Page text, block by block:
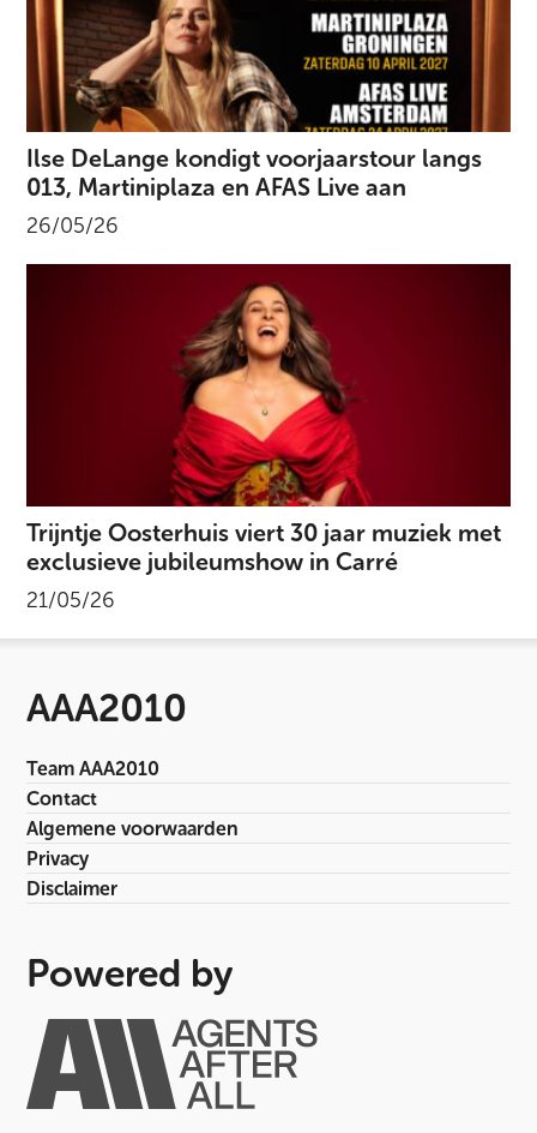
Ilse DeLange kondigt voorjaarstour langs
013, Martiniplaza en AFAS Live aan
26/05/26
Trijntje Oosterhuis viert 30 jaar muziek met
exclusieve jubileumshow in Carré
21/05/26
AAA2010
Team AAA2010
Contact
Algemene voorwaarden
Privacy
Disclaimer
Powered by